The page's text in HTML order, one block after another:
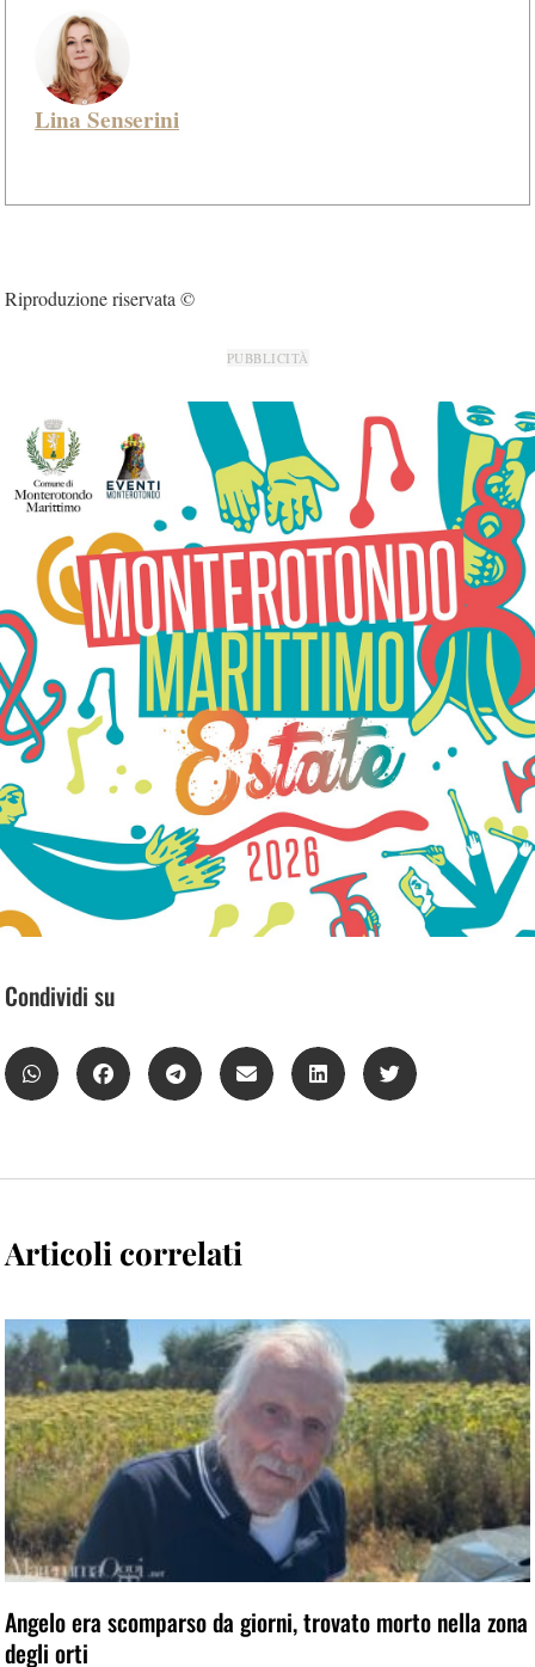
Lina Senserini
Riproduzione riservata ©
PUBBLICITÀ
Condividi su
Articoli correlati
Angelo era scomparso da giorni, trovato morto nella zona
degli orti